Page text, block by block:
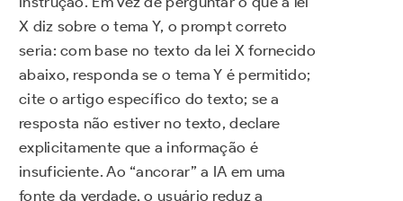
X diz sobre o tema Y, o prompt correto
seria: com base no texto da lei X fornecido
abaixo, responda se o tema Y é permitido;
cite o artigo específico do texto; se a
resposta não estiver no texto, declare
explicitamente que a informação é
insuficiente. Ao “ancorar” a IA em uma
fonte da verdade, o usuário reduz a